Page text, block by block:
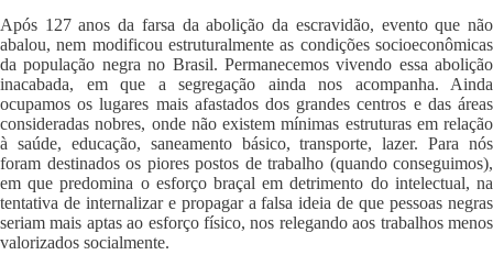
Após 127 anos da farsa da abolição da escravidão, evento que não
abalou, nem modificou estruturalmente as condições socioeconômicas
da população negra no Brasil. Permanecemos vivendo essa abolição
inacabada, em que a segregação ainda nos acompanha. Ainda
ocupamos os lugares mais afastados dos grandes centros e das áreas
consideradas nobres, onde não existem mínimas estruturas em relação
à saúde, educação, saneamento básico, transporte, lazer. Para nós
foram destinados os piores postos de trabalho (quando conseguimos),
em que predomina o esforço braçal em detrimento do intelectual, na
tentativa de internalizar e propagar a falsa ideia de que pessoas negras
seriam mais aptas ao esforço físico, nos relegando aos trabalhos menos
valorizados socialmente.